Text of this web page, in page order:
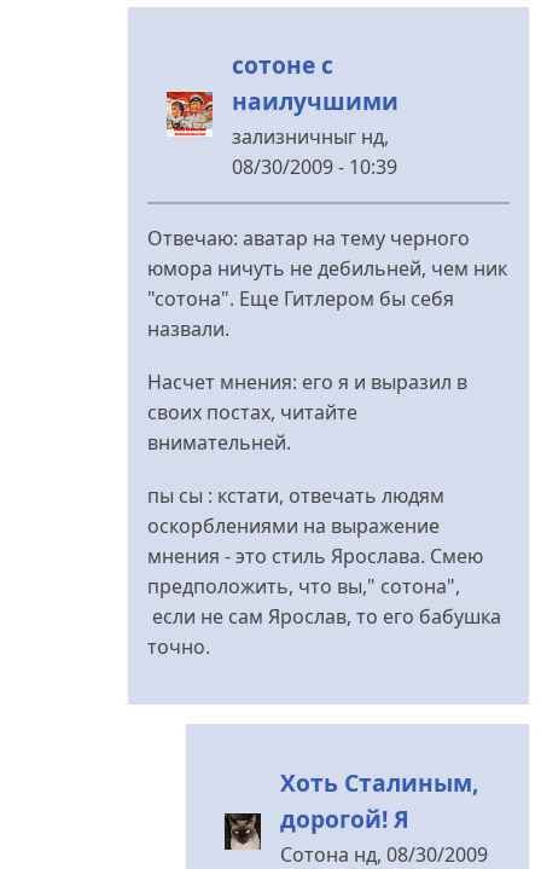
від
сотоне с
наилучшими
зализничныгнд,
08/30/2009 - 10:39
У
КГ/
АМ.
дебилов,
від
Сотона
Отвечаю: аватар на тему черного
юмора ничуть не дебильней, чем ник
"сотона". Еще Гитлером бы себя
назвали.
Насчет мнения: его я и выразил в
своих постах, читайте
внимательней.
пы сы : кстати, отвечать людям
оскорблениями на выражение
мнения - это стиль Ярослава. Смею
предположить, что вы," сотона",
если не сам Ярослав, то его бабушка
точно.
Хоть Сталиным,
дорогой! Я
Сотона нд, 08/30/2009